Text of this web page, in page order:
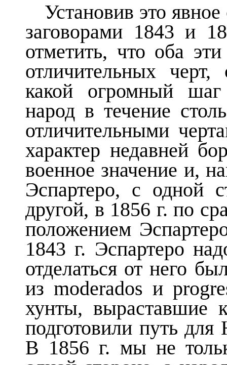
Установив это
заговорами 1843 и
отметить, что оба
отличительных
какой огромный шаг
народ в течение
отличительными
характер недавней
военное значение и,
Эспартеро, с
другой, в 1856 г. по
положением
1843 г. Эспартеро
отделаться от него
из moderados и
хунты, выраставшие
подготовили путь для
В 1856 г. мы не